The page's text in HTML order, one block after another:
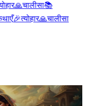
🙏चालीसा📚
🎉त्योहार🙏चालीसा